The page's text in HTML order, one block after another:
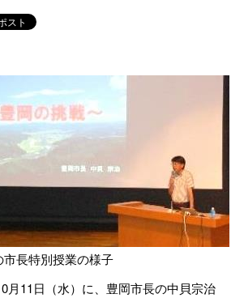
市長特別授業の様子
月11日（水）に、豊岡市長の中貝宗治